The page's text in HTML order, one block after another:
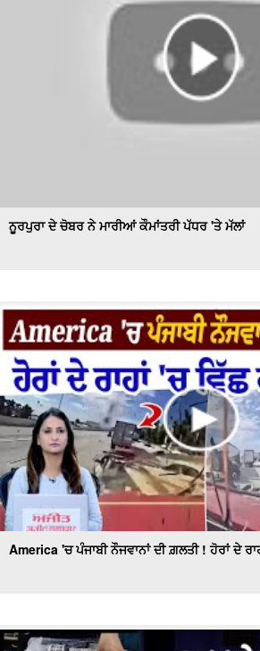
ਨੂਰਪੁਰਾ ਦੇ ਚੋਬਰ ਨੇ ਮਾਰੀਆਂ ਕੌਮਾਂਤਰੀ ਪੱਧਰ 'ਤੇ ਮੱਲਾਂ
America 'ਚ ਪੰਜਾਬੀ ਨੌਜਵਾਨਾਂ ਦੀ ਗ਼ਲਤੀ ! ਹੋਰਾਂ ਦੇ